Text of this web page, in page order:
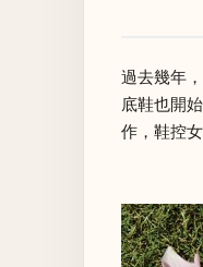
過去幾年
底鞋也開
作，鞋控